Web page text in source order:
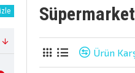
Süpermarket
Ürün